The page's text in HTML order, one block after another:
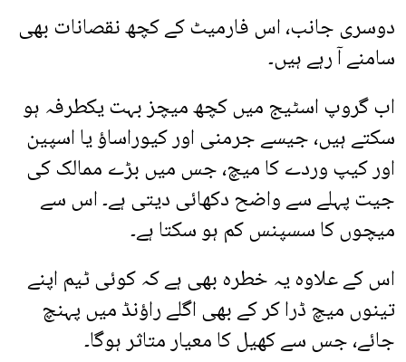
دوسری جانب، اس فارمیٹ کے کچھ نقصانات بھی
سامنے آ رہے ہیں۔
اب گروپ اسٹیج میں کچھ میچز بہت یکطرفہ ہو
سکتے ہیں، جیسے جرمنی اور کیوراساؤ یا اسپین
اور کیپ وردے کا میچ، جس میں بڑے ممالک کی
جیت پہلے سے واضح دکھائی دیتی ہے۔ اس سے
میچوں کا سسپنس کم ہو سکتا ہے۔
اس کے علاوہ یہ خطرہ بھی ہے کہ کوئی ٹیم اپنے
تینوں میچ ڈرا کر کے بھی اگلے راؤنڈ میں پہنچ
جائے، جس سے کھیل کا معیار متاثر ہوگا۔